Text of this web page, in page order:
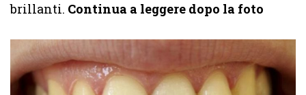
brillanti. Continua a leggere dopo la foto